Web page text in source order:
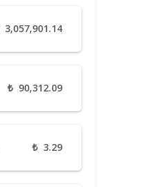
3,057,901.14
₺ 90,312.09
₺ 3.29